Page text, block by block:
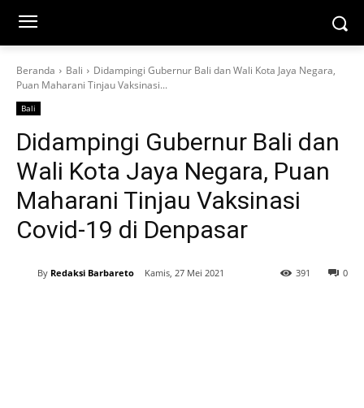
Beranda Bali
Didampingi Gubernur Bali dan Wali Kota Jaya Negara,
Puan Maharani Tinjau Vaksinasi...
Bali
Didampingi Gubernur Bali dan
Wali Kota Jaya Negara, Puan
Maharani Tinjau Vaksinasi
Covid-19 di Denpasar
By Redaksi Barbareto Kamis, 27 Mei 2021 0
391